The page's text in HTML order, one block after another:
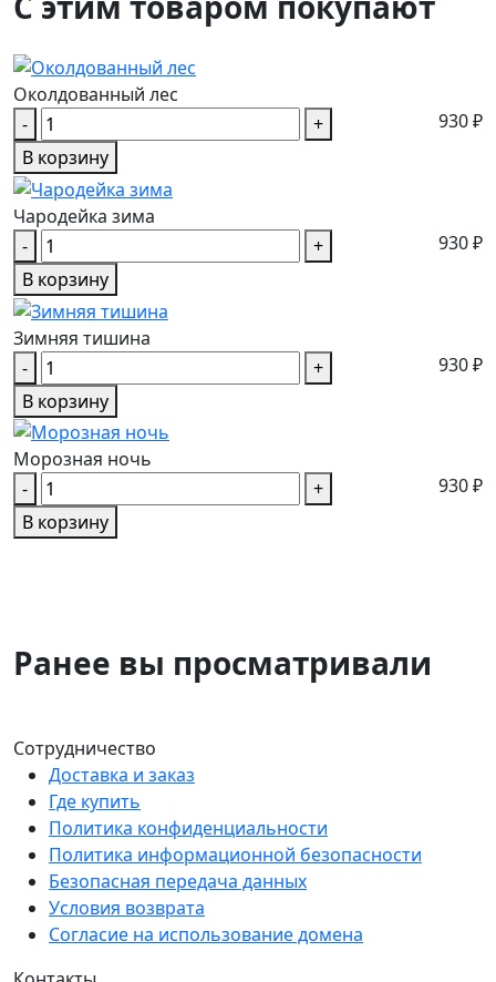
Околдованный лес
-
+
930 ₽
В корзину
Чародейка зима
-
+
930 ₽
В корзину
Зимняя тишина
-
+
930 ₽
В корзину
Морозная ночь
-
+
930 ₽
В корзину
Ранее вы просматривали
Сотрудничество
Доставка и заказ
Где купить
Политика конфиденциальности
Политика информационной безопасности
Безопасная передача данных
Условия возврата
Согласие на использование домена